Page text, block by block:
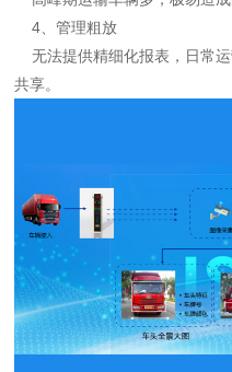
4、管理粗放
无法提供精细化报表，日常
共享。